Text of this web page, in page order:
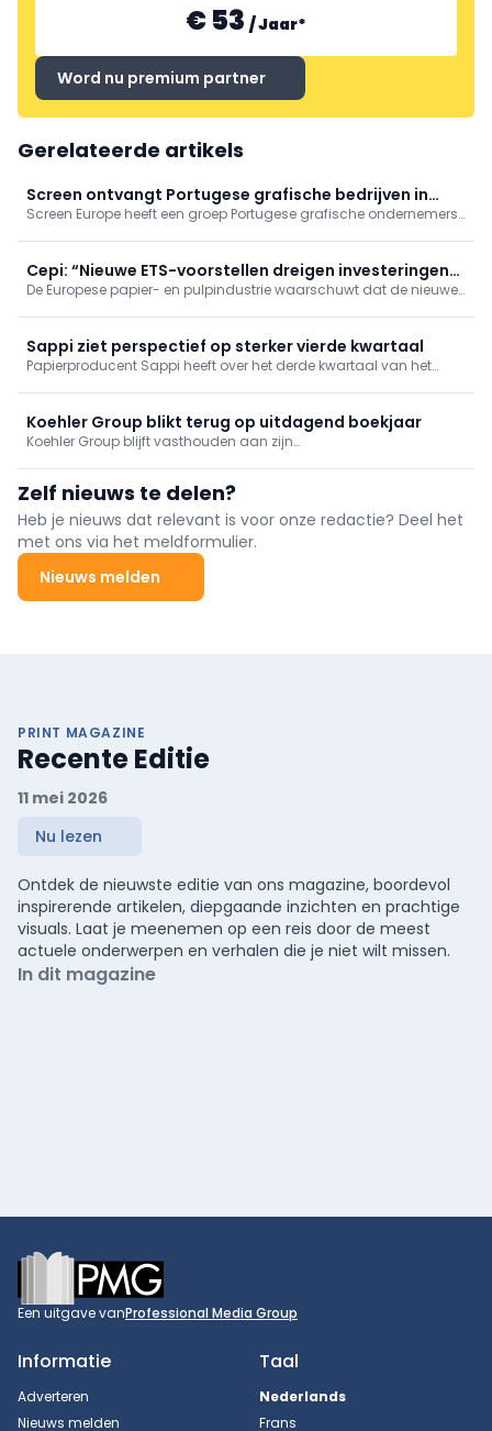
€ 53 /Jaar*
Word nu premium partner
Gerelateerde artikels
Screen ontvangt Portugese grafische bedrijven in
Aalsmeer
Screen Europe heeft een groep Portugese grafische ondernemers
Cepi: “Nieuwe ETS-voorstellen dreigen investeringen
af te remmen”
De Europese papier- en pulpindustrie waarschuwt dat de nieuwe
kunnen ondermijnen.
Sappi ziet perspectief op sterker vierde kwartaal
Papierproducent Sappi heeft over het derde kwartaal van het
verbeterde verwachtingen die het concern in juli naar voren
schoof.
Koehler Group blikt terug op uitdagend boekjaar
Koehler Group blijft vasthouden aan zijn
uitdagende economische omstandigheden zet het familiebedrijf
zijn duurzaamheidsbeleid verder.
Zelf nieuws te delen?
Heb je nieuws dat relevant is voor onze redactie? Deel het
met ons via het meldformulier.
Nieuws melden
PRINT MAGAZINE
Recente Editie
11 mei 2026
Nu lezen
Ontdek de nieuwste editie van ons magazine, boordevol
inspirerende artikelen, diepgaande inzichten en prachtige
visuals. Laat je meenemen op een reis door de meest
actuele onderwerpen en verhalen die je niet wilt missen.
In dit magazine
Footer
Een uitgave vanProfessional Media Group
Informatie
Adverteren
Nieuws melden
Taal
Nederlands
Frans